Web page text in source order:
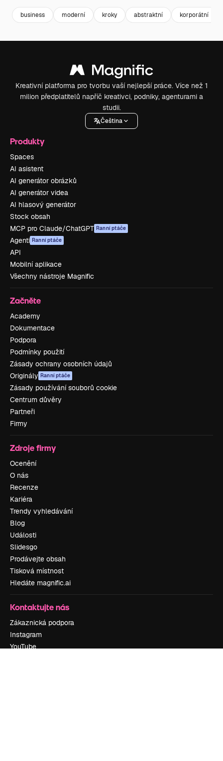
business moderní kroky abstraktní korporátní
Kreativní platforma pro tvorbu vaší nejlepší práce. Více než 1
milion předplatitelů napříč kreativci, podniky, agenturami a
studii.
Čeština
Produkty
Spaces
AI asistent
AI generátor obrázků
AI generátor videa
AI hlasový generátor
Stock obsah
MCP pro Claude/ChatGPT Ranní ptáče
Agenti Ranní ptáče
API
Mobilní aplikace
Všechny nástroje Magnific
Začněte
Academy
Dokumentace
Podpora
Podmínky použití
Zásady ochrany osobních údajů
Originály Ranní ptáče
Zásady používání souborů cookie
Centrum důvěry
Partneři
Firmy
Zdroje firmy
Ocenění
O nás
Recenze
Kariéra
Trendy vyhledávání
Blog
Události
Slidesgo
Prodávejte obsah
Tisková místnost
Hledáte magnific.ai
Kontaktujte nás
Zákaznická podpora
Instagram
YouTube